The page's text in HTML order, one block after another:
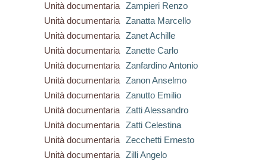
Unità documentaria Zampieri Renzo
Unità documentaria Zanatta Marcello
Unità documentaria Zanet Achille
Unità documentaria Zanette Carlo
Unità documentaria Zanfardino Antonio
Unità documentaria Zanon Anselmo
Unità documentaria Zanutto Emilio
Unità documentaria Zatti Alessandro
Unità documentaria Zatti Celestina
Unità documentaria Zecchetti Ernesto
Unità documentaria Zilli Angelo